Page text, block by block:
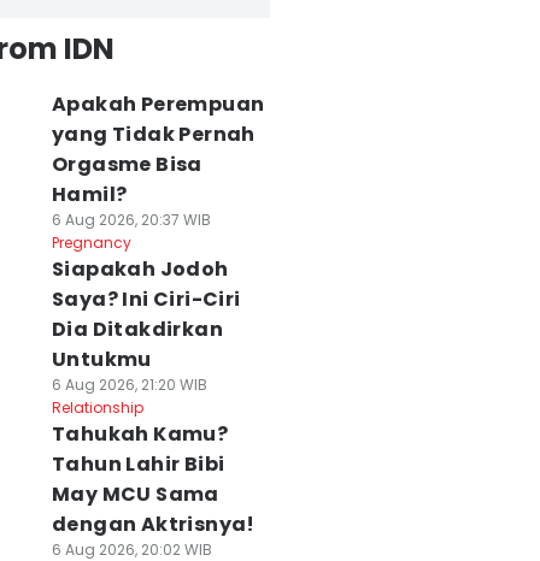
IDN
Apakah Perempuan
yang Tidak Pernah
Orgasme Bisa
Hamil?
6 Aug 2026, 20:37 WIB
Pregnancy
Siapakah Jodoh
Saya? Ini Ciri-Ciri
Dia Ditakdirkan
Untukmu
6 Aug 2026, 21:20 WIB
Relationship
Tahukah Kamu?
Tahun Lahir Bibi
May MCU Sama
dengan Aktrisnya!
6 Aug 2026, 20:02 WIB